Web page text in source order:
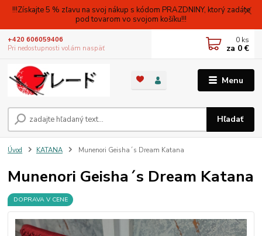
!!!Získajte 5 % zľavu na svoj nákup s kódom PRAZDNINY, ktorý zadáte
pod tovarom vo svojom košíku!!!
Menu
Hľadať
+420 606059406
Pri nedostupnosti volám naspäť
0 ks
za 0 €
Úvod KATANA Munenori Geisha´s Dream Katana
Munenori Geisha´s Dream Katana
DOPRAVA V CENE